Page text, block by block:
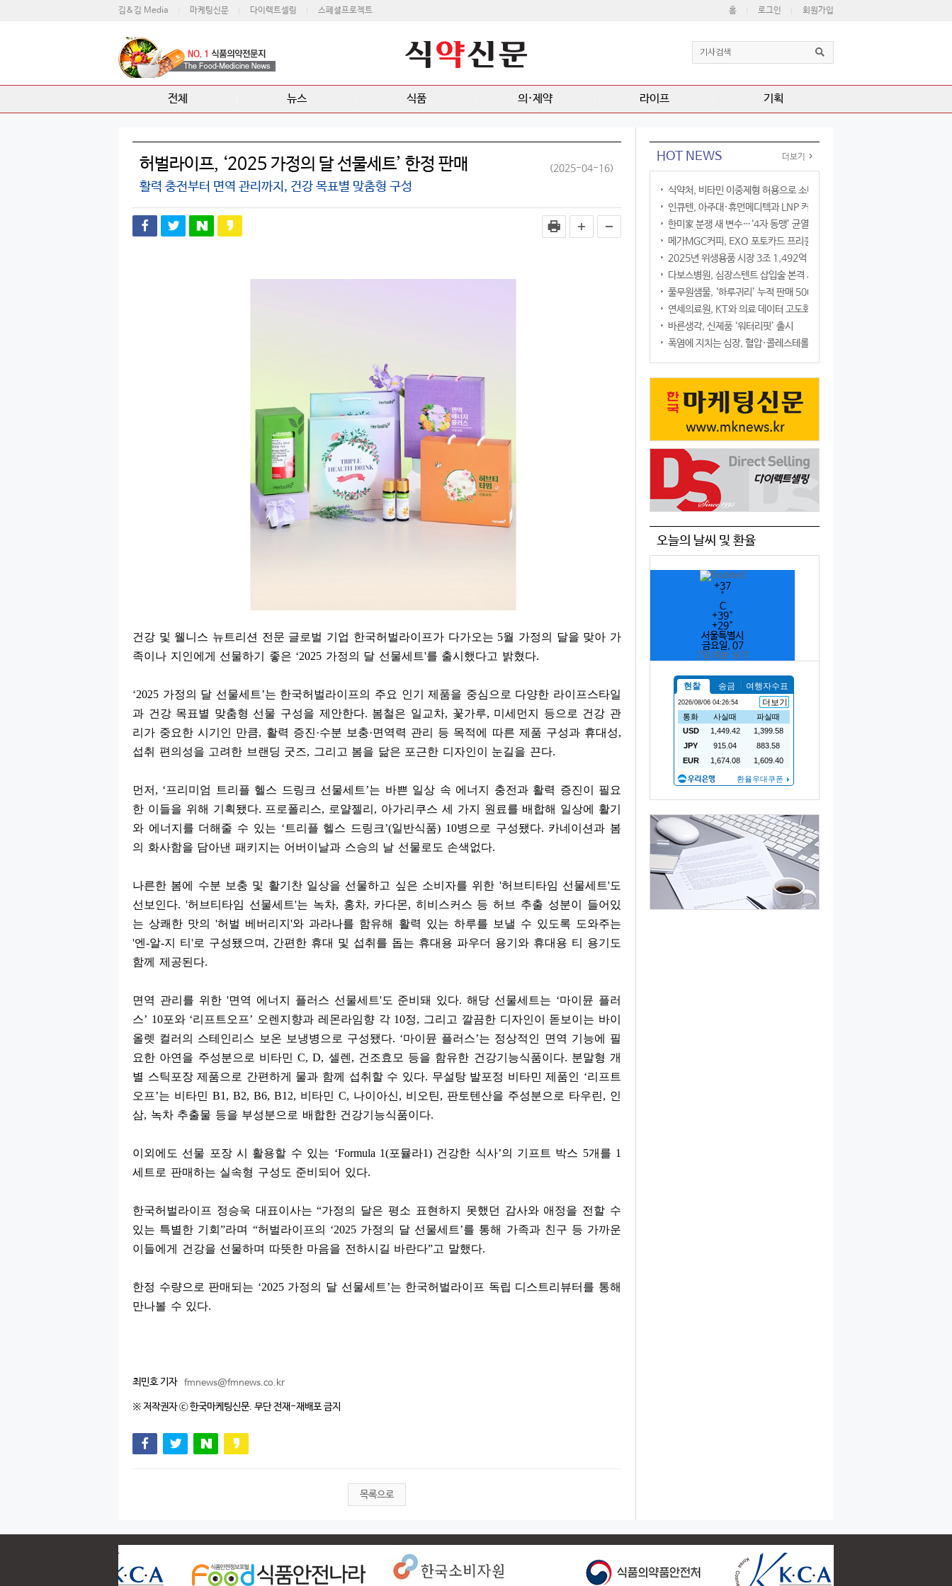
김&김 Media 마케팅신문 다이렉트셀링 스페셜프로젝트 홈 로그인 회원가입
전체 뉴스 식품 의·제약 라이프 기획
허벌라이프, ‘2025 가정의 달 선물세트’ 한정 판매 (2025-04-16)
활력 충전부터 면역 관리까지, 건강 목표별 맞춤형 구성
건강 및 웰니스 뉴트리션 전문 글로벌 기업 한국허벌라이프가 다가오는 5월 가정의 달을 맞아 가
족이나 지인에게 선물하기 좋은 ‘2025 가정의 달 선물세트'를 출시했다고 밝혔다.
‘2025 가정의 달 선물세트’는 한국허벌라이프의 주요 인기 제품을 중심으로 다양한 라이프스타일
과 건강 목표별 맞춤형 선물 구성을 제안한다. 봄철은 일교차, 꽃가루, 미세먼지 등으로 건강 관
리가 중요한 시기인 만큼, 활력 증진·수분 보충·면역력 관리 등 목적에 따른 제품 구성과 휴대성,
섭취 편의성을 고려한 브랜딩 굿즈, 그리고 봄을 닮은 포근한 디자인이 눈길을 끈다.
먼저 , ‘프리미엄 트리플 헬스 드링크 선물세트’는 바쁜 일상 속 에너지 충전과 활력 증진이 필요
한 이들을 위해 기획됐다. 프로폴리스, 로얄젤리 , 아가리쿠스 세 가지 원료를 배합해 일상에 활기
와 에너지를 더해줄 수 있는 ‘트리플 헬스 드링크’(일반식품) 10병으로 구성됐다. 카네이션과 봄
의 화사함을 담아낸 패키지는 어버이날과 스승의 날 선물로도 손색없다.
나른한 봄에 수분 보충 및 활기찬 일상을 선물하고 싶은 소비자를 위한 '허브티타임 선물세트'도
선보인다. '허브티타임 선물세트'는 녹차, 홍차, 카다몬, 히비스커스 등 허브 추출 성분이 들어있
는 상쾌한 맛의'허벌 베버리지'와 과라나를 함유해 활력 있는 하루를 보낼 수 있도록 도와주는
'엔-알-지 티 '로 구성됐으며 , 간편한 휴대 및 섭취를 돕는 휴대용 파우더 용기와 휴대용 티 용기도
함께 제공된다.
면역 관리를 위한 '면역 에너지 플러스 선물세트'도 준비돼 있다.해당 선물세트는 ‘마이뮨 플러
스’ 10포와 ‘리프트오프’ 오렌지향과 레몬라임향 각 10정, 그리고 깔끔한 디자인이 돋보이는 바이
올렛 컬러의 스테인리스 보온 보냉병으로 구성됐다. ‘마이뮨 플러스’는 정상적인 면역 기능에 필
요한 아연을 주성분으로 비타민 C, D, 셀렌, 건조효모 등을 함유한 건강기능식품이다. 분말형 개
별 스틱포장 제품으로 간편하게 물과 함께 섭취할 수 있다. 무설탕 발포정 비타민 제품인 ‘리프트
오프’는 비타민 B1, B2, B6, B12, 비타민 C, 나이아신, 비오틴, 판토텐산을 주성분으로 타우린, 인
삼, 녹차 추출물 등을 부성분으로 배합한 건강기능식품이다.
이외에도 선물 포장 시 활용할 수 있는 ‘Formula 1(포뮬라1) 건강한 식사’의 기프트 박스 5개를 1
세트로 판매하는 실속형 구성도 준비되어 있다.
한국허벌라이프 정승욱 대표이사는“가정의 달은 평소 표현하지 못했던 감사와 애정을 전할 수
있는 특별한 기회”라며 “허벌라이프의 ‘2025 가정의 달 선물세트’를 통해 가족과 친구 등 가까운
이들에게 건강을 선물하며 따뜻한 마음을 전하시길 바란다”고 말했다.
한정 수량으로 판매되는 ‘2025 가정의 달 선물세트’는 한국허벌라이프 독립 디스트리뷰터를 통해
만나볼 수 있다.
최민호 기자 fmnews@fmnews.co.kr
※ 저작권자 ⓒ 한국마케팅신문. 무단 전재-재배포 금지
목록으로
HOT NEWS 더보기
식약처, 비타민 이중제형 허용으로 소비자 선택권 확대
인큐텐, 아주대·휴먼메디텍과 LNP 커큐민 공동연구
한미家 분쟁 새 변수…‘4자 동맹’ 균열 현실화
메가MGC커피, EXO 포토카드 프리퀀시 이벤트
2025년 위생용품 시장 3조 1,492억 원
다보스병원, 심장스텐트 삽입술 본격 시행
풀무원샘물, ‘하루귀리’ 누적 판매 500만 병 돌파
연세의료원, KT와 의료 데이터 고도화 협력
바른생각, 신제품 ‘워터리핏’ 출시
폭염에 지치는 심장, 혈압·콜레스테롤만 챙기면 될까?
오늘의 날씨 및 환율
+37
°
C
+39°
+29°
서울특별시
금요일, 07
7일 예보 보기